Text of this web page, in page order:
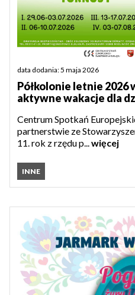
data dodania: 5 maja 2026
Półkolonie letnie 2026
aktywne wakacje dla
Centrum Spotkań
partnerstwie ze
11. rok z rzędu p...więcej
INNE